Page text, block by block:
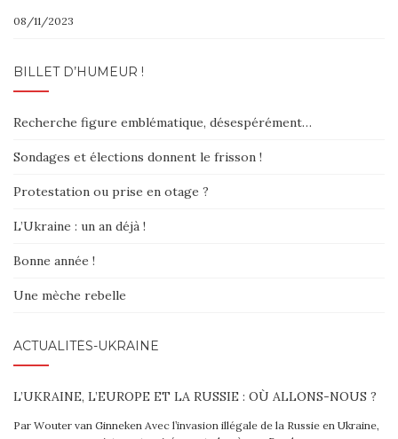
08/11/2023
BILLET D’HUMEUR !
Recherche figure emblématique, désespérément…
Sondages et élections donnent le frisson !
Protestation ou prise en otage ?
L’Ukraine : un an déjà !
Bonne année !
Une mèche rebelle
ACTUALITÉS-UKRAINE
L’UKRAINE, L’EUROPE ET LA RUSSIE : OÙ ALLONS-NOUS ?
Par Wouter van Ginneken Avec l’invasion illégale de la Russie en Ukraine,